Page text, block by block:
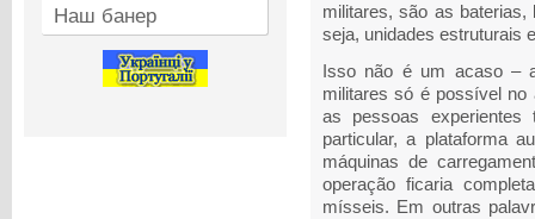
Наш банер
militares, são as baterias,
seja, unidades estruturais
Isso não é um acaso –
militares só é possível no
as pessoas experientes
particular, a plataforma
máquinas de
operação ficaria
mísseis. Em outras